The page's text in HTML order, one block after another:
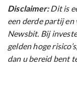
Disclaimer:Dit is
een derde partij
Newsbit. Bij
gelden hoge
dan u bereid bent